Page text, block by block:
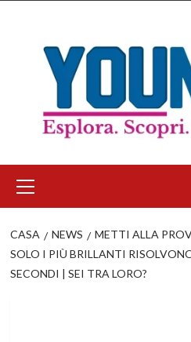
contenuto
principale
CASA NEWS
METTI ALLA
SOLO I PIÙ BRILLANTI
SECONDI | SEI TRA LORO?